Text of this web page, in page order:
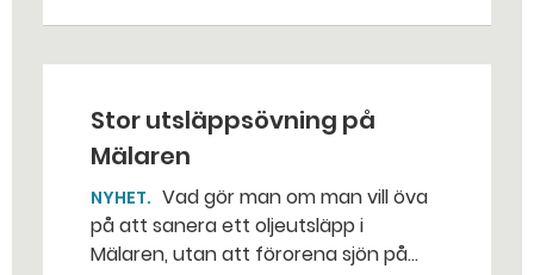
Stor utsläppsövning på
Mälaren
NYHET
på att sanera ett oljeutsläpp i
Mälaren, utan att förorena sjön på